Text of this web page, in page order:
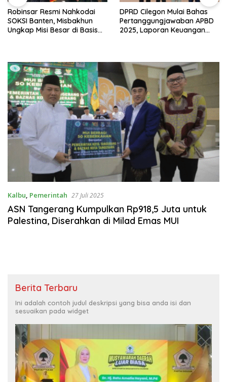
Robinsar Resmi Nahkodai
SOKSI Banten, Misbakhun
Ungkap Misi Besar di Basis
DPRD Cilegon Mulai Bahas
Pertanggungjawaban APBD
2025, Laporan Keuangan
Kalbu Pemerintah 27 Juli 2025
ASN Tangerang Kumpulkan Rp918,5 Juta untuk
Palestina, Diserahkan di Milad Emas MUI
Berita Terbaru
Ini adalah contoh judul deskripsi yang bisa anda isi dan
sesuaikan pada widget